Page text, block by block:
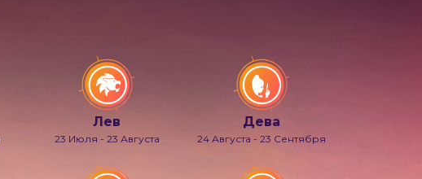
Лев
23 Июля - 23 Августа
Дева
24 Августа - 23 Сентября